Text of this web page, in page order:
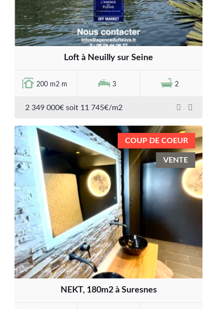
Loft à Neuilly sur Seine
200 m2 m 3 2
2 349 000€ soit 11 745€/m2
COUP DE COEUR
VENTE
NEKT, 180m2 à Suresnes